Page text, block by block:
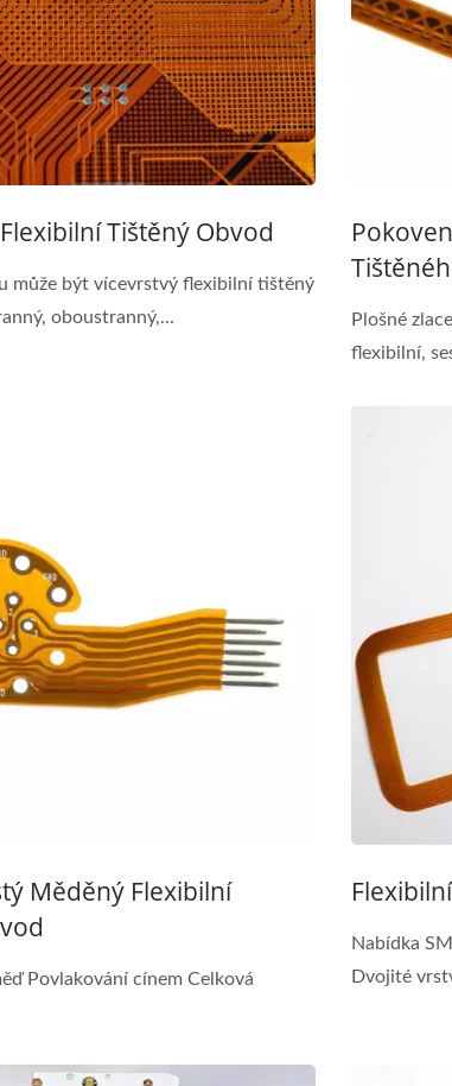
Tištěný Obvod
může být vícevrstvý flexibilní tištěný
oboustranný,...
Plošné
flexibilní,
Měděný Flexibilní
Povlakování cínem Celková
Nabídka
Dvojité